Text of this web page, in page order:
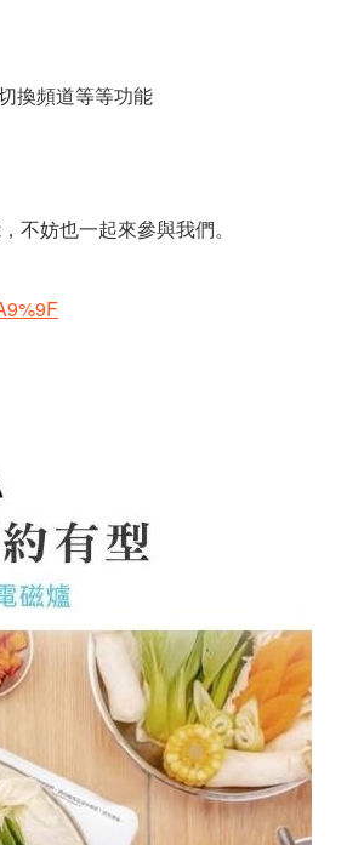
換頻道等等功能
不妨也一起來參與我們。